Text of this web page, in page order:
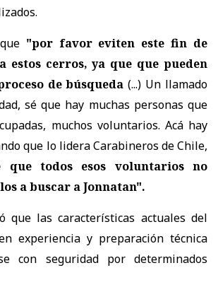
"por favor eviten este fin de
estos cerros, ya que que pueden
de búsqueda (...) Un llamado
sé que hay muchas personas que
muchos voluntarios. Acá hay
que lo lidera Carabineros de Chile,
que todos esos voluntarios no
a buscar a Jonnatan".
que las características actuales del
experiencia y preparación técnica
con seguridad por determinados